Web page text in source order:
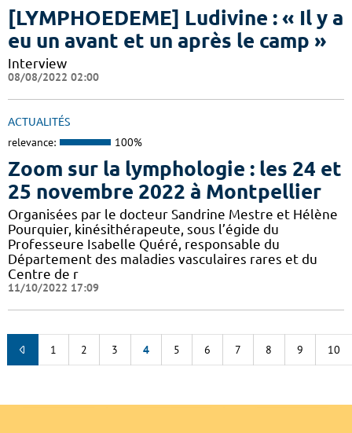
[LYMPHOEDEME] Ludivine : « Il y a
eu un avant et un après le camp »
Interview
08/08/2022 02:00
ACTUALITÉS
relevance: 100%
Zoom sur la lymphologie : les 24 et
25 novembre 2022 à Montpellier
Organisées par le docteur Sandrine Mestre et Hélène
Pourquier, kinésithérapeute, sous l’égide du
Professeure Isabelle Quéré, responsable du
Département des maladies vasculaires rares et du
Centre de r
11/10/2022 17:09
1 2 3 4 5 6 7 8 9 10